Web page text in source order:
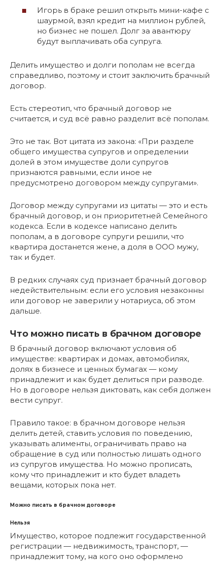
Игорь в браке решил открыть мини-кафе с
шаурмой, взял кредит на миллион рублей,
но бизнес не пошел. Долг за авантюру
будут выплачивать оба супруга.
Делить имущество и долги пополам не всегда
справедливо, поэтому и стоит заключить брачный
договор.
Есть стереотип, что брачный договор не
считается, и суд всё равно разделит всё пополам.
Это не так. Вот цитата из закона: «При разделе
общего имущества супругов и определении
долей в этом имуществе доли супругов
признаются равными, если иное не
предусмотрено договором между супругами».
Договор между супругами из цитаты — это и есть
брачный договор, и он приоритетней Семейного
кодекса. Если в кодексе написано делить
пополам, а в договоре супруги решили, что
квартира достанется жене, а доля в ООО мужу,
так и будет.
В редких случаях суд признает брачный договор
недействительным: если его условия незаконны
или договор не заверили у нотариуса, об этом
дальше.
Что можно писать в брачном договоре
В брачный договор включают условия об
имуществе: квартирах и домах, автомобилях,
долях в бизнесе и ценных бумагах — кому
принадлежит и как будет делиться при разводе.
Но в договоре нельзя диктовать, как себя должен
вести супруг.
Правило такое: в брачном договоре нельзя
делить детей, ставить условия по поведению,
указывать алименты, ограничивать право на
обращение в суд или полностью лишать одного
из супругов имущества. Но можно прописать,
кому что принадлежит и кто будет владеть
вещами, которых пока нет.
Можно писать в брачном договоре
Нельзя
Имущество, которое подлежит государственной
регистрации — недвижимость, транспорт, —
принадлежит тому, на кого оно оформлено